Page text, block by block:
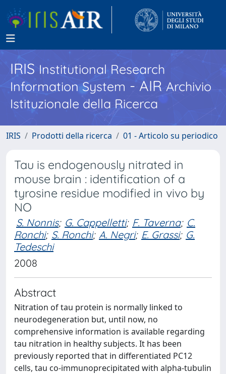
IRISInstitutional Research
Information System - AIR Archivio
Istituzionale della Ricerca
IRIS Prodotti della ricerca 01 - Articolo su periodico
Tau is endogenously nitrated in
mouse brain : identification of a
tyrosine residue modified in vivo by
NO
S. Nonnis; G. Cappelletti; F. Taverna; C.
Ronchi; S. Ronchi; A. Negri; E. Grassi; G.
Tedeschi
2008
Abstract
Nitration of tau protein is normally linked to
neurodegeneration but, until now, no
comprehensive information is available regarding
tau nitration in healthy subjects. It has been
previously reported that in differentiated PC12
cells, tau co-immunoprecipitated with alpha-tubulin